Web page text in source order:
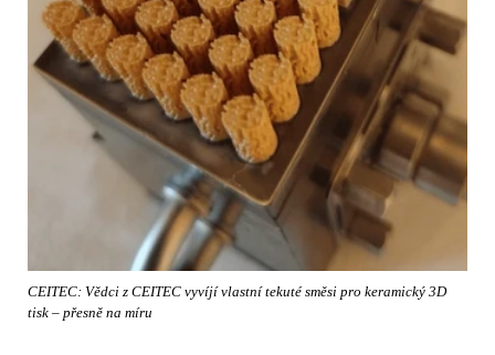
CEITEC: Vědci z CEITEC vyvíjí vlastní tekuté směsi pro keramický 3D
tisk – přesně na míru